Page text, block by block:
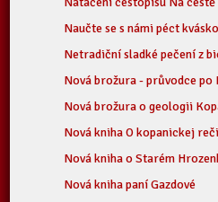
Naučte se s námi péct
Netradiční sladké pečení z
Nová brožura - průvodce po
Nová brožura o geologii
Nová kniha O kopanickej reči
Nová kniha o Starém
Nová kniha paní Gazdové